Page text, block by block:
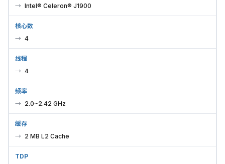
Intel® Celeron® J1900
核心数
4
线程
4
频率
2.0~2.42 GHz
缓存
2 MB L2 Cache
TDP